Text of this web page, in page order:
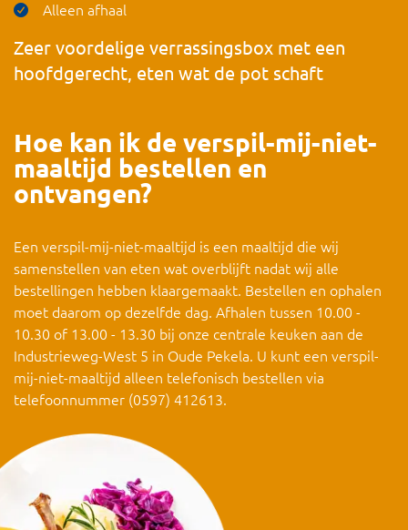
Alleen afhaal
Zeer voordelige verrassingsbox met een
hoofdgerecht, eten wat de pot schaft
Hoe kan ik de verspil-mij-niet-
maaltijd bestellen en
ontvangen?
Een verspil-mij-niet-maaltijd is een maaltijd die wij
samenstellen van eten wat overblijft nadat wij alle
bestellingen hebben klaargemaakt. Bestellen en ophalen
moet daarom op dezelfde dag. Afhalen tussen 10.00 -
10.30 of 13.00 - 13.30 bij onze centrale keuken aan de
Industrieweg-West 5 in Oude Pekela. U kunt een verspil-
mij-niet-maaltijd alleen telefonisch bestellen via
telefoonnummer (0597) 412613.